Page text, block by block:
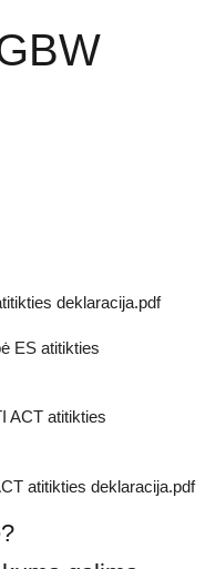
deklaracija.pdf
ES atitikties
ACT atitikties
atitikties deklaracija.pdf